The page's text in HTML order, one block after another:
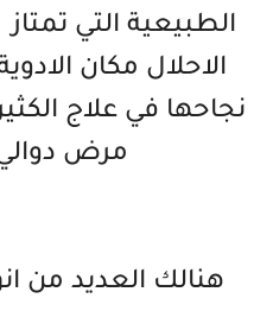
الطبيعية التي تمتاز
الاحلال مكان
نجاحها في علاج
مرض
هنالك العديد من